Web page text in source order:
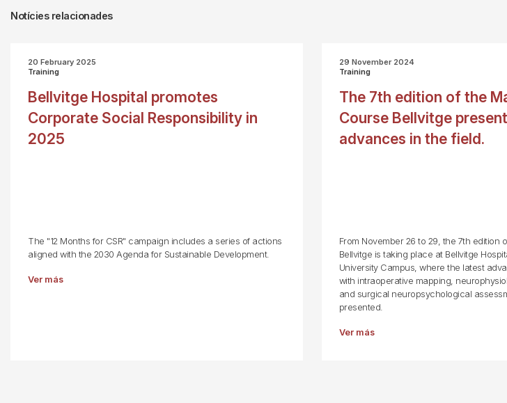
Notícies relacionades
20 February 2025
Training
Bellvitge Hospital promotes
Corporate Social Responsibility in
2025
The "12 Months for CSR" campaign includes a series of actions
aligned with the 2030 Agenda for Sustainable Development.
Ver más
29 November 2024
Training
The 7th edition of the
Course Bellvitge
advances in the field.
From November 26 to 29, the 7th edition
Bellvitge is taking place at Bellvitge
University Campus, where the latest
with intraoperative mapping,
and surgical neuropsychological
presented.
Ver más